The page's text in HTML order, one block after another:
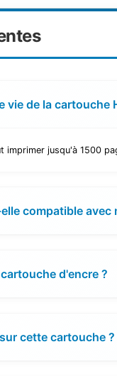
vie de la cartouche
imprimer jusqu'à 1500
compatible avec
d'encre ?
cette cartouche ?